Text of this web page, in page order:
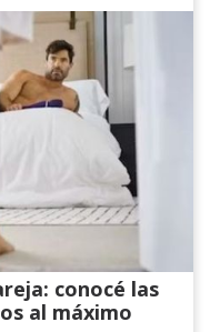
conocé las
al máximo